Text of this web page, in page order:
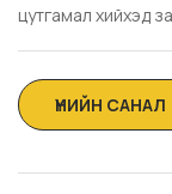
цутгамал хийхэд